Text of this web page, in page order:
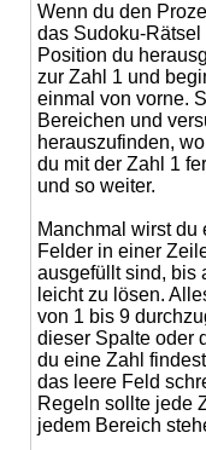
Wenn du den
das Sudoku-
Position du
zur Zahl 1 und
einmal von vorne.
Bereichen und
herauszufinden,
du mit der Zahl 1
und so weiter.
Manchmal wirst du
Felder in einer
ausgefüllt sind, bis
leicht zu lösen.
von 1 bis 9
dieser Spalte oder
du eine Zahl
das leere Feld
Regeln sollte jede
jedem Bereich